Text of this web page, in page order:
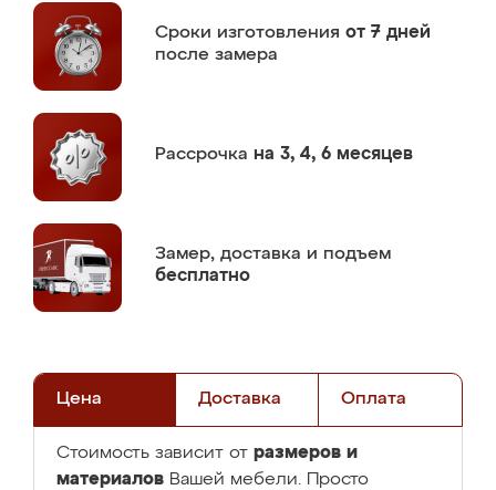
Сроки изготовления от 7 дней
после замера
Рассрочка на 3, 4, 6 месяцев
Замер, доставка и подъем
бесплатно
Цена Доставка Оплата
Стоимость зависит от размеров и
материалов Вашей мебели. Просто